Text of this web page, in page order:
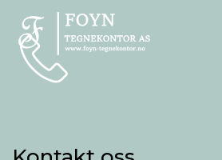
Main Navigation